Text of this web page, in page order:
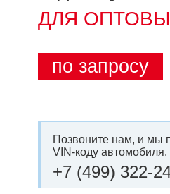
ДЛЯ
по запросу
Позвоните нам, и мы
VIN-коду автомобиля.
+7 (499) 322-